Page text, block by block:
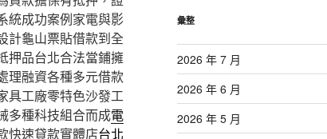
統成功案例家電與影
計龜山票貼借款到全
押品台北合法當鋪擁
理融資各種多元借款
具工廠零特色沙發工
多種科技組合而成電
快速貸款實體店台北
彙整
2026 年 7 月
2026 年 6 月
2026 年 5 月